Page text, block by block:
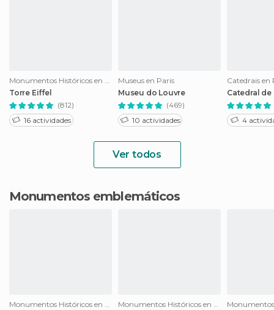
Monumentos Históricos en Paris
Torre Eiffel
(812)
16 actividades
Museus en Paris
Museu do Louvre
(469)
10 actividades
Catedrais en
Catedral de
4
Ver todos
Monumentos emblemáticos
Monumentos Históricos en Paris
Monumentos Históricos en Paris